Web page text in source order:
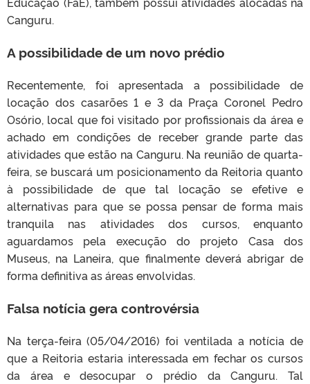
Canguru.
A possibilidade de um novo prédio
Recentemente, foi apresentada a possibilidade de
locação dos casarões 1 e 3 da Praça Coronel Pedro
Osório, local que foi visitado por profissionais da área e
achado em condições de receber grande parte das
atividades que estão na Canguru. Na reunião de quarta-
feira, se buscará um posicionamento da Reitoria quanto
à possibilidade de que tal locação se efetive e
alternativas para que se possa pensar de forma mais
tranquila nas atividades dos cursos, enquanto
aguardamos pela execução do projeto Casa dos
Museus, na Laneira, que finalmente deverá abrigar de
forma definitiva as áreas envolvidas.
Falsa notícia gera controvérsia
Na terça-feira (05/04/2016) foi ventilada a notícia de
que a Reitoria estaria interessada em fechar os cursos
da área e desocupar o prédio da Canguru. Tal